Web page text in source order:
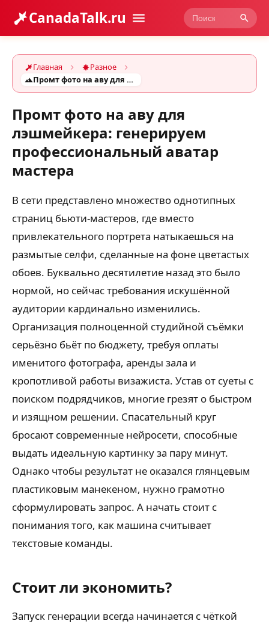
CanadaTalk.ru
Главная
Разное
Промт фото на аву для лэшмейкера: генерируем профессиональный аватар мастера
Промт фото на аву для
лэшмейкера: генерируем
профессиональный аватар
мастера
В сети представлено множество однотипных
страниц бьюти-мастеров, где вместо
привлекательного портрета натыкаешься на
размытые селфи, сделанные на фоне цветастых
обоев. Буквально десятилетие назад это было
нормой, но сейчас требования искушённой
аудитории кардинально изменились.
Организация полноценной студийной съёмки
серьёзно бьёт по бюджету, требуя оплаты
именитого фотографа, аренды зала и
кропотливой работы визажиста. Устав от суеты с
поиском подрядчиков, многие грезят о быстром
и изящном решении. Спасательный круг
бросают современные нейросети, способные
выдать идеальную картинку за пару минут.
Однако чтобы результат не оказался глянцевым
пластиковым манекеном, нужно грамотно
сформулировать запрос. А начать стоит с
понимания того, как машина считывает
текстовые команды.
Стоит ли экономить?
Запуск генерации всегда начинается с чёткой